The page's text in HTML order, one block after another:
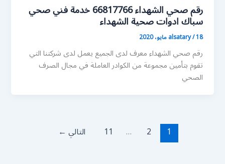
رقم صحي الشهداء 66817766 خدمة فني صحي
سباك ادوات صحية الشهداء
alsatary/18 مايو، 2020
رقم صحي الشهداء معرف لدى الجميع يعمل لدى شركتنا التي
تقوم بتأمين مجموعة من الكوادر العاملة في مجال الصرف
الصحي
1
2
…
11 التالي ←